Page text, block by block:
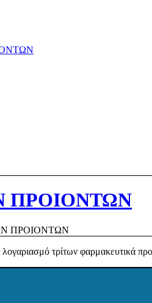
ΠΡΟΙΟΝΤΩΝ
ΠΡΟΙΟΝΤΩΝ
τρίτων φαρμακευτικά